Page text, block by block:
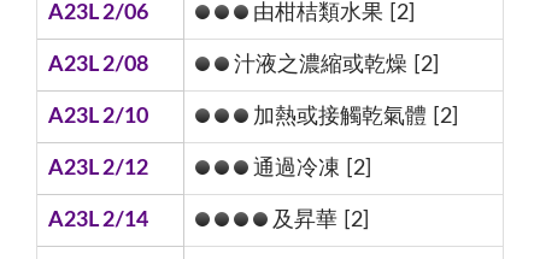
A23L 2/06 由柑桔類水果 [2]
A23L 2/08 汁液之濃縮或乾燥 [2]
A23L 2/10 加熱或接觸乾氣體 [2]
A23L 2/12 通過冷凍 [2]
A23L 2/14 及昇華 [2]